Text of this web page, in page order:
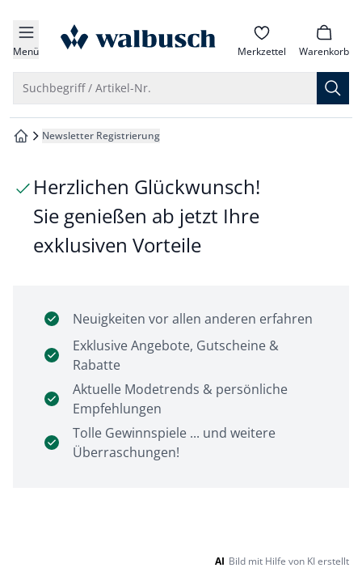
springen
springen
springen
springen
Menü zur Startseite Merkzettel Warenkorb
Suchbegriff / Artikel-Nr.
zur Startseite
Newsletter Registrierung
Herzlichen Glückwunsch!
Sie genießen ab jetzt Ihre
exklusiven Vorteile
Neuigkeiten vor allen anderen erfahren
Exklusive Angebote, Gutscheine &
Rabatte
Aktuelle Modetrends & persönliche
Empfehlungen
Tolle Gewinnspiele ... und weitere
Überraschungen!
AI Bild mit Hilfe von KI erstellt